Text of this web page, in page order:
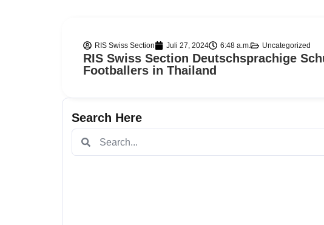
RIS Swiss Section Juli 27, 2024 6:48 a.m. Uncategorized
RIS Swiss Section Deutschsprachige
Footballers in Thailand
Search Here